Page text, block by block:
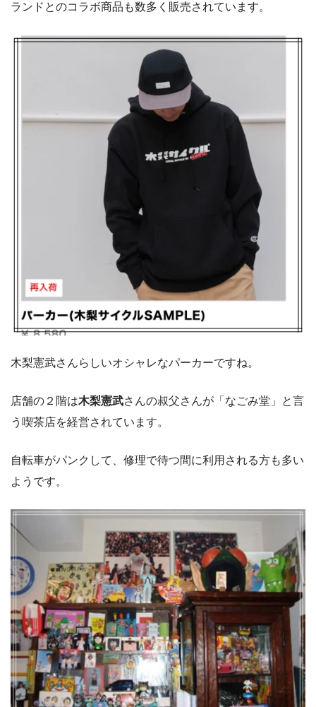
ランドとのコラボ商品も数多く販売されています。
木梨憲武さんらしいオシャレなパーカーですね。
店舗の２階は木梨憲武さんの叔父さんが「なごみ堂」と言
う喫茶店を経営されています。
自転車がパンクして、修理で待つ間に利用される方も多い
ようです。